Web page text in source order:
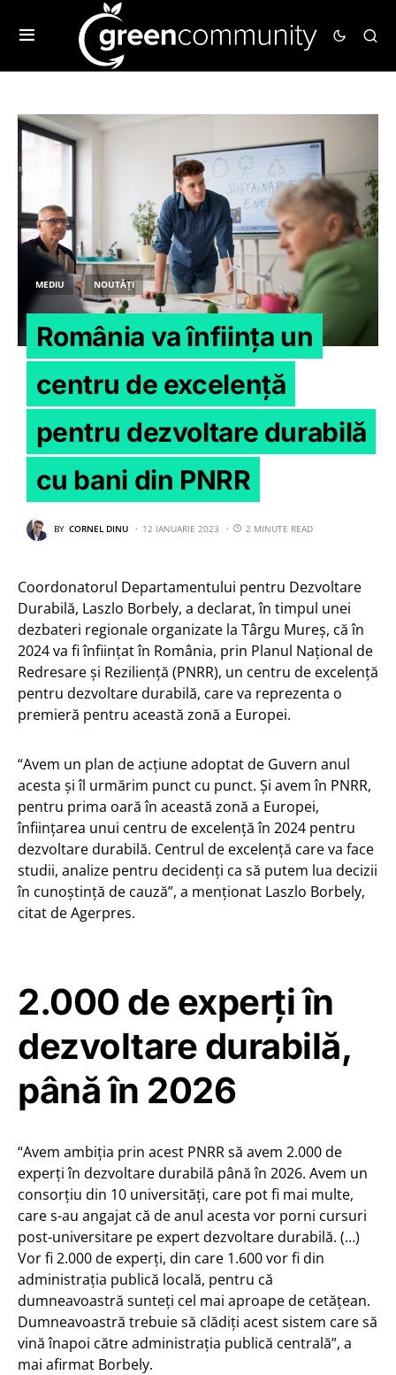
MEDIU NOUTĂȚI
România va înființa un
centru de excelenţă
pentru dezvoltare durabilă
cu bani din PNRR
BY CORNEL DINU 12 IANUARIE 2023 2 MINUTE READ
Coordonatorul Departamentului pentru Dezvoltare
Durabilă, Laszlo Borbely, a declarat, în timpul unei
dezbateri regionale organizate la Târgu Mureş, că în
2024 va fi înfiinţat în România, prin Planul Naţional de
Redresare şi Rezilienţă (PNRR), un centru de excelenţă
pentru dezvoltare durabilă, care va reprezenta o
premieră pentru această zonă a Europei.
“Avem un plan de acţiune adoptat de Guvern anul
acesta şi îl urmărim punct cu punct. Şi avem în PNRR,
pentru prima oară în această zonă a Europei,
înfiinţarea unui centru de excelenţă în 2024 pentru
dezvoltare durabilă. Centrul de excelenţă care va face
studii, analize pentru decidenţi ca să putem lua decizii
în cunoştinţă de cauză”, a menționat Laszlo Borbely,
citat de Agerpres.
2.000 de experți în
dezvoltare durabilă,
până în 2026
“Avem ambiţia prin acest PNRR să avem 2.000 de
experţi în dezvoltare durabilă până în 2026. Avem un
consorţiu din 10 universităţi, care pot fi mai multe,
care s-au angajat că de anul acesta vor porni cursuri
post-universitare pe expert dezvoltare durabilă. (…)
Vor fi 2.000 de experţi, din care 1.600 vor fi din
administraţia publică locală, pentru că
dumneavoastră sunteţi cel mai aproape de cetăţean.
Dumneavoastră trebuie să clădiţi acest sistem care să
vină înapoi către administraţia publică centrală”, a
mai afirmat Borbely.